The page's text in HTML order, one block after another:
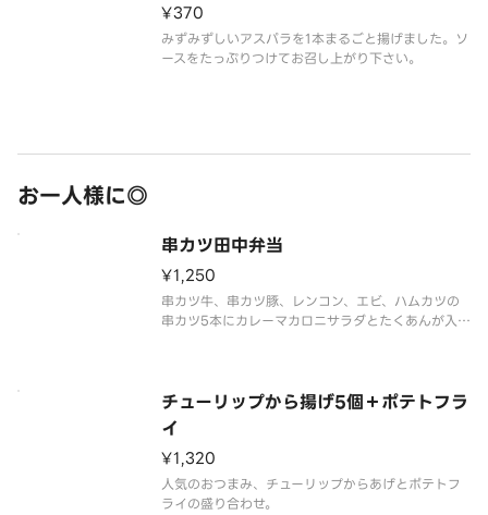
¥370
みずみずしいアスパラを1本まるごと揚げました。ソ
ースをたっぷりつけてお召し上がり下さい。
お一人様に◎
串カツ田中弁当
¥1,250
串カツ牛、串カツ豚、レンコン、エビ、ハムカツの
串カツ5本にカレーマカロニサラダとたくあんが入っ
チューリップから揚げ5個＋ポテトフラ
イ
¥1,320
人気のおつまみ、チューリップからあげとポテトフ
ライの盛り合わせ。